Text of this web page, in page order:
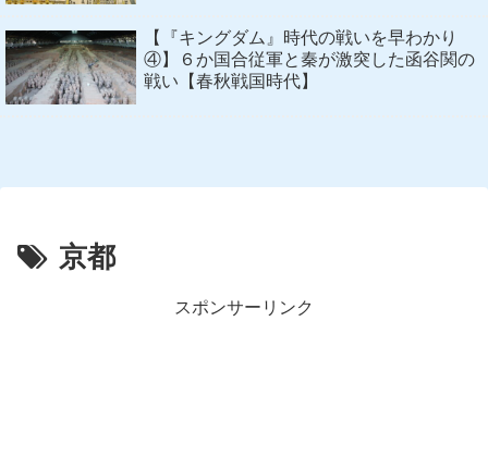
【『キングダム』時代の戦いを早わかり
④】６か国合従軍と秦が激突した函谷関の
戦い【春秋戦国時代】
京都
スポンサーリンク